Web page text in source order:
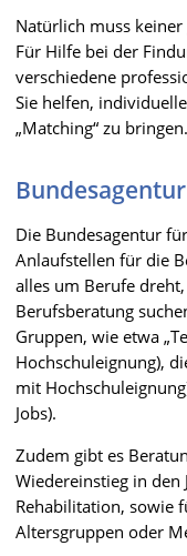
Natürlich muss keiner
Für Hilfe bei der
verschiedene
Sie helfen,
„Matching“ zu bringen.
Die Bundesagentur
Anlaufstellen für die
alles um Berufe
Berufsberatung
Gruppen, wie etwa
Hochschuleignung),
mit
Jobs).
Zudem gibt es
Wiedereinstieg in den
Rehabilitation, sowie
Altersgruppen oder